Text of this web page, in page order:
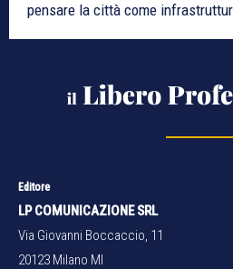
pensare la città come
Editore
LP COMUNICAZIONE SRL
Via Giovanni Boccaccio, 11
20123 Milano MI